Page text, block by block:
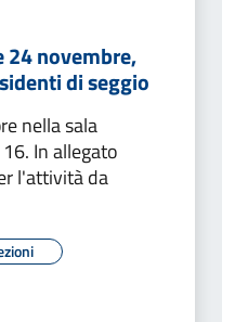
24 novembre,
di seggio
nella sala
In allegato
l'attività da